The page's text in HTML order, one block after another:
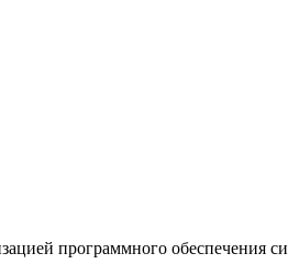
программного обеспечения